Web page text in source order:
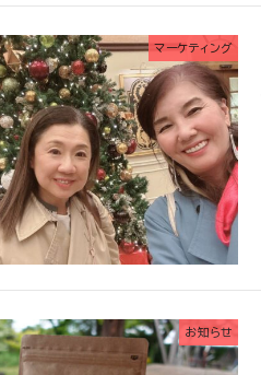
マーケティング
お知らせ